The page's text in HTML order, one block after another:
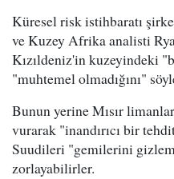
Küresel risk istihbaratı
ve Kuzey Afrika analisti
Kızıldeniz'in kuzeyindeki
"muhtemel olmadığını"
Bunun yerine Mısır
vurarak "inandırıcı bir
Suudileri "gemilerini
zorlayabilirler.